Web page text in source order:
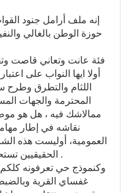
إنه ملف أرامل جنود
حوزة الوطن بالغالي
فئة عانت وتعاني قاصت
أولا ايها النواب على
اللثام والتطرق
المحترمة والجهات
ممالاشك فيه ، هل هو
نقاشه في إطار
العمومية، أوليست هذه
الحقيقيين تستحق الإحترام والتقدير والعناية اللازمة .
وكنموذج حي تعرفونه كلكم
غفساي القرية